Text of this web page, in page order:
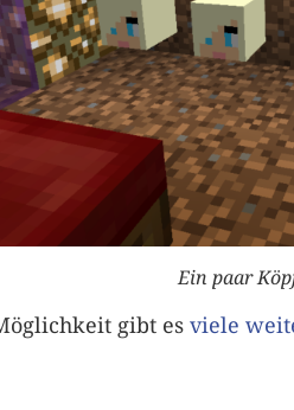
Ein paar
gibt es viele